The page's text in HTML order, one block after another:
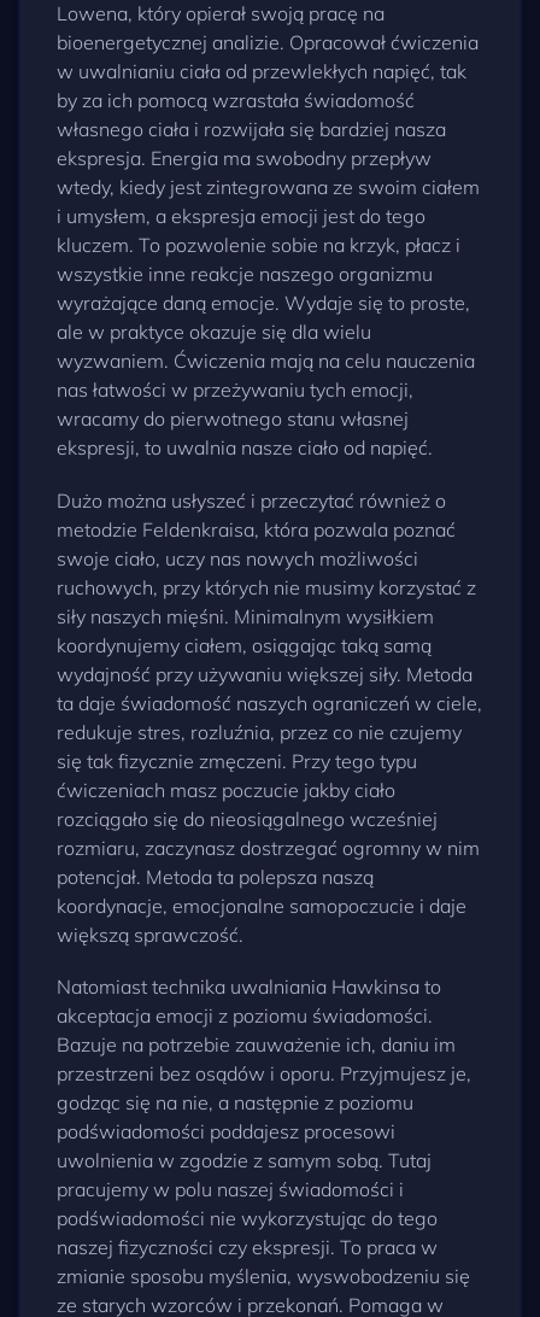
Lowena, który opierał swoją pracę na
bioenergetycznej analizie. Opracował ćwiczenia
w uwalnianiu ciała od przewlekłych napięć, tak
by za ich pomocą wzrastała świadomość
własnego ciała i rozwijała się bardziej nasza
ekspresja. Energia ma swobodny przepływ
wtedy, kiedy jest zintegrowana ze swoim ciałem
i umysłem, a ekspresja emocji jest do tego
kluczem. To pozwolenie sobie na krzyk, płacz i
wszystkie inne reakcje naszego organizmu
wyrażające daną emocje. Wydaje się to proste,
ale w praktyce okazuje się dla wielu
wyzwaniem. Ćwiczenia mają na celu nauczenia
nas łatwości w przeżywaniu tych emocji,
wracamy do pierwotnego stanu własnej
ekspresji, to uwalnia nasze ciało od napięć.
Dużo można usłyszeć i przeczytać również o
metodzie Feldenkraisa, która pozwala poznać
swoje ciało, uczy nas nowych możliwości
ruchowych, przy których nie musimy korzystać z
siły naszych mięśni. Minimalnym wysiłkiem
koordynujemy ciałem, osiągając taką samą
wydajność przy używaniu większej siły. Metoda
ta daje świadomość naszych ograniczeń w ciele,
redukuje stres, rozluźnia, przez co nie czujemy
się tak fizycznie zmęczeni. Przy tego typu
ćwiczeniach masz poczucie jakby ciało
rozciągało się do nieosiągalnego wcześniej
rozmiaru, zaczynasz dostrzegać ogromny w nim
potencjał. Metoda ta polepsza naszą
koordynacje, emocjonalne samopoczucie i daje
większą sprawczość.
Natomiast technika uwalniania Hawkinsa to
akceptacja emocji z poziomu świadomości.
Bazuje na potrzebie zauważenie ich, daniu im
przestrzeni bez osądów i oporu. Przyjmujesz je,
godząc się na nie, a następnie z poziomu
podświadomości poddajesz procesowi
uwolnienia w zgodzie z samym sobą. Tutaj
pracujemy w polu naszej świadomości i
podświadomości nie wykorzystując do tego
naszej fizyczności czy ekspresji. To praca w
zmianie sposobu myślenia, wyswobodzeniu się
ze starych wzorców i przekonań. Pomaga w